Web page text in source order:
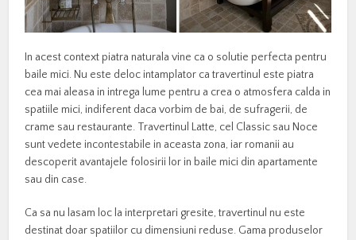
In acest context piatra naturala vine ca o solutie perfecta pentru
baile mici. Nu este deloc intamplator ca travertinul este piatra
cea mai aleasa in intrega lume pentru a crea o atmosfera calda in
spatiile mici, indiferent daca vorbim de bai, de sufragerii, de
crame sau restaurante. Travertinul Latte, cel Classic sau Noce
sunt vedete incontestabile in aceasta zona, iar romanii au
descoperit avantajele folosirii lor in baile mici din apartamente
sau din case.
Ca sa nu lasam loc la interpretari gresite, travertinul nu este
destinat doar spatiilor cu dimensiuni reduse. Gama produselor